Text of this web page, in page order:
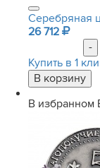
Серебряная
26 712
-
Купить в 1
В избранном